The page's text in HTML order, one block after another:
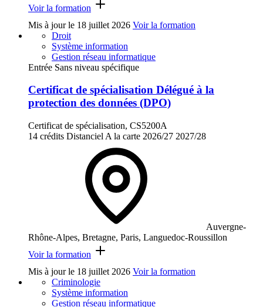
Voir la formation
Mis à jour le 18 juillet 2026 Voir la formation
Droit
Système information
Gestion réseau informatique
Entrée Sans niveau spécifique
Certificat de spécialisation Délégué à la
protection des données (DPO)
Certificat de spécialisation, CS5200A
14 crédits Distanciel A la carte 2026/27 2027/28
Auvergne-
Rhône-Alpes, Bretagne, Paris, Languedoc-Roussillon
Voir la formation
Mis à jour le 18 juillet 2026 Voir la formation
Criminologie
Système information
Gestion réseau informatique